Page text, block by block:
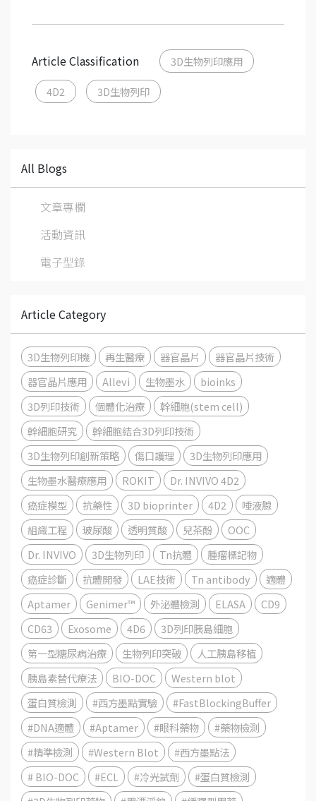
Article Classification 3D生物列印應用
4D2 3D生物列印
All Blogs
文章專欄
活動資訊
電子型錄
Article Category
3D生物列印機 再生醫療 器官晶片
器官晶片技術
器官晶片應用
Allevi 生物墨水
bioinks
3D列印技術
個體化治療
幹細胞(stem cell)
幹細胞研究
幹細胞結合3D列印技術
3D生物列印創新策略
傷口護理
3D生物列印應用
生物墨水醫療應用
ROKIT
Dr. INVIVO 4D2
癌症模型
抗藥性 3D bioprinter 4D2
唾液腺
組織工程
玻尿酸 透明質酸 兒茶酚
OOC
Dr. INVIVO
3D生物列印 Tn抗體
腫瘤標記物
癌症診斷
抗體開發 LAE技術 Tn antibody
適體
Aptamer
Genimer™ 外泌體檢測 ELASA
CD9
CD63
Exosome 4D6
3D列印胰島細胞
第一型糖尿病治療
生物列印突破
人工胰島移植
胰島素替代療法
BIO-DOC
Western blot
蛋白質檢測
#西方墨點實驗
#FastBlockingBuffer
#DNA適體
#Aptamer #眼科藥物
#藥物檢測
#精準檢測
#Western Blot
#西方墨點法
# BIO-DOC
#ECL #冷光試劑
#蛋白質檢測